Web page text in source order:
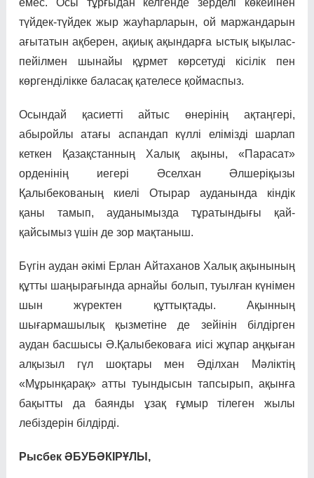
емес. Осы тұрғыдан келгенде зерделі көкейінен
түйдек-түйдек жыр жауһарларын, ой маржандарын
ағытатын ақберен, ақиық ақындарға ыстық ықылас-
пейілмен шынайы құрмет көрсетуді кісілік пен
көргенділікке баласақ қателесе қоймаспыз.
Осындай қасиетті айтыс өнерінің ақтаңгері,
абыройлы атағы аспандап күллі елімізді шарлап
кеткен Қазақстанның Халық ақыны, «Парасат»
орденінің иегері Әселхан Әлшеріқызы
Қалыбекованың киелі Отырар ауданында кіндік
қаны тамып, ауданымызда тұратындығы қай-
қайсымыз үшін де зор мақтаныш.
Бүгін аудан әкімі Ерлан Айтаханов Халық ақынының
құтты шаңырағында арнайы болып, туылған күнімен
шын жүректен құттықтады. Ақынның
шығармашылық қызметіне де зейінін білдірген
аудан басшысы Ә.Қалыбековаға иісі жұпар аңқыған
алқызыл гүл шоқтары мен Әділхан Мәліктің
«Мұрынқарақ» атты туындысын тапсырып, ақынға
бақытты да баянды ұзақ ғұмыр тілеген жылы
лебіздерін білдірді.
Рысбек ӘБУБӘКІРҰЛЫ,